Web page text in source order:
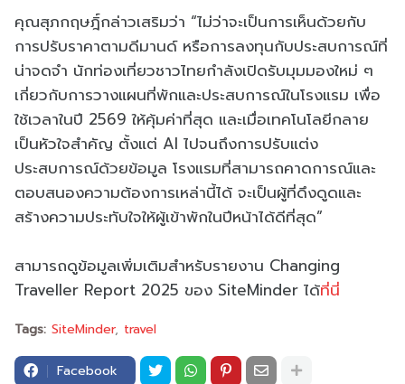
คุณสุภกฤษฎิ์กล่าวเสริมว่า “ไม่ว่าจะเป็นการเห็นด้วยกับ
การปรับราคาตามดีมานด์ หรือการลงทุนกับประสบการณ์ที่
น่าจดจำ นักท่องเที่ยวชาวไทยกำลังเปิดรับมุมมองใหม่ ๆ
เกี่ยวกับการวางแผนที่พักและประสบการณ์ในโรงแรม เพื่อ
ใช้เวลาในปี 2569 ให้คุ้มค่าที่สุด และเมื่อเทคโนโลยีกลาย
เป็นหัวใจสำคัญ ตั้งแต่ AI ไปจนถึงการปรับแต่ง
ประสบการณ์ด้วยข้อมูล โรงแรมที่สามารถคาดการณ์และ
ตอบสนองความต้องการเหล่านี้ได้ จะเป็นผู้ที่ดึงดูดและ
สร้างความประทับใจให้ผู้เข้าพักในปีหน้าได้ดีที่สุด”
สามารถดูข้อมูลเพิ่มเติมสำหรับรายงาน Changing
Traveller Report 2025 ของ SiteMinder ได้ที่นี่
Tags: SiteMinder travel
Facebook